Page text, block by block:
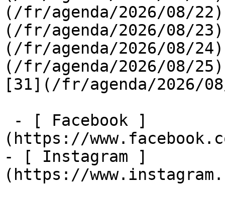
(/fr/agenda/2026/08/
(/fr/agenda/2026/08/
(/fr/agenda/2026/08/
(/fr/agenda/2026/08/
[31](/fr/agenda/
(https://
- [ Instagram ]
(https://